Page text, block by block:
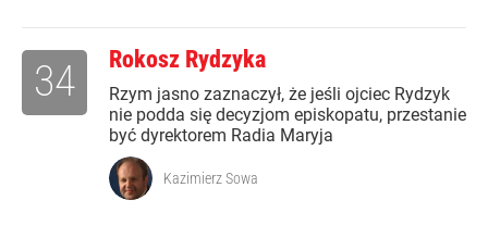
Rokosz Rydzyka
Rzym jasno zaznaczył, że jeśli ojciec Rydzyk
nie podda się decyzjom episkopatu, przestanie
być dyrektorem Radia Maryja
34
Kazimierz Sowa